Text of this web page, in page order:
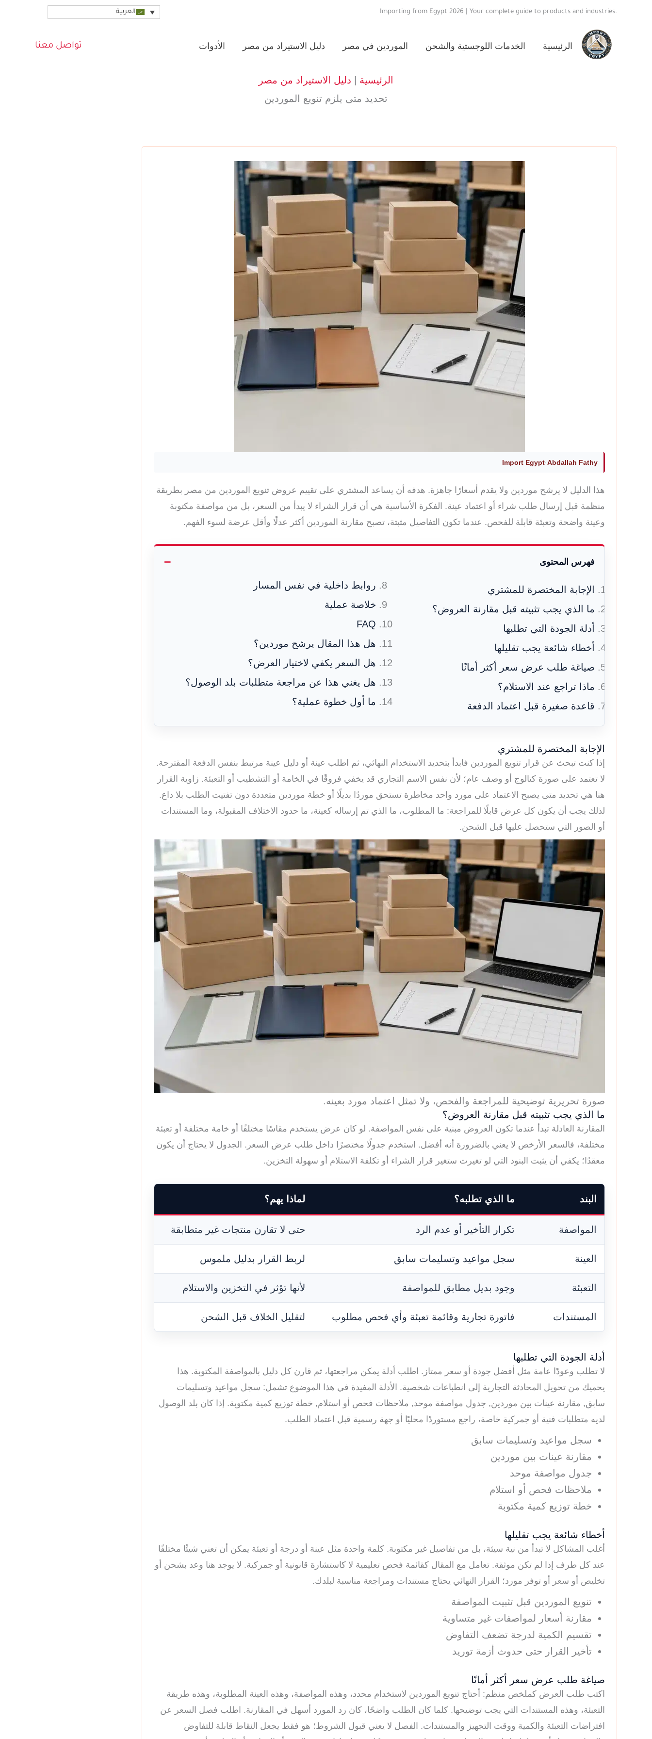
Importing from Egypt 2026 | Your complete guide to products and industries. العربية
الرئيسية الخدمات اللوجستية والشحن الموردين في مصر دليل الاستيراد من مصر الأدوات تواصل معنا
الرئيسية
دليل الاستيراد من مصر
تحديد متى يلزم تنويع الموردين
Abdallah Fathy
·
Import Egypt
هذا الدليل لا يرشح موردين ولا يقدم أسعارًا جاهزة. هدفه أن يساعد المشتري على تقييم عروض تنويع الموردين من مصر بطريقة
منظمة قبل إرسال طلب شراء أو اعتماد عينة. الفكرة الأساسية هي أن قرار الشراء لا يبدأ من السعر، بل من مواصفة مكتوبة
وعينة واضحة وتعبئة قابلة للفحص. عندما تكون التفاصيل مثبتة، تصبح مقارنة الموردين أكثر عدلًا وأقل عرضة لسوء الفهم.
فهرس المحتوى
الإجابة المختصرة للمشتري
ما الذي يجب تثبيته قبل مقارنة العروض؟
أدلة الجودة التي تطلبها
أخطاء شائعة يجب تقليلها
صياغة طلب عرض سعر أكثر أمانًا
ماذا تراجع عند الاستلام؟
قاعدة صغيرة قبل اعتماد الدفعة
روابط داخلية في نفس المسار
خلاصة عملية
FAQ
هل هذا المقال يرشح موردين؟
هل السعر يكفي لاختيار العرض؟
هل يغني هذا عن مراجعة متطلبات بلد الوصول؟
ما أول خطوة عملية؟
الإجابة المختصرة للمشتري
إذا كنت تبحث عن قرار تنويع الموردين فابدأ بتحديد الاستخدام النهائي، ثم اطلب عينة أو دليل عينة مرتبط بنفس الدفعة المقترحة.
لا تعتمد على صورة كتالوج أو وصف عام؛ لأن نفس الاسم التجاري قد يخفي فروقًا في الخامة أو التشطيب أو التعبئة. زاوية القرار
هنا هي تحديد متى يصبح الاعتماد على مورد واحد مخاطرة تستحق موردًا بديلًا أو خطة موردين متعددة دون تفتيت الطلب بلا داع.
لذلك يجب أن يكون كل عرض قابلًا للمراجعة: ما المطلوب، ما الذي تم إرساله كعينة، ما حدود الاختلاف المقبولة، وما المستندات
أو الصور التي ستحصل عليها قبل الشحن.
صورة تحريرية توضيحية للمراجعة والفحص، ولا تمثل اعتماد مورد بعينه.
ما الذي يجب تثبيته قبل مقارنة العروض؟
المقارنة العادلة تبدأ عندما تكون العروض مبنية على نفس المواصفة. لو كان عرض يستخدم مقاسًا مختلفًا أو خامة مختلفة أو تعبئة
مختلفة، فالسعر الأرخص لا يعني بالضرورة أنه أفضل. استخدم جدولًا مختصرًا داخل طلب عرض السعر. الجدول لا يحتاج أن يكون
معقدًا؛ يكفي أن يثبت البنود التي لو تغيرت ستغير قرار الشراء أو تكلفة الاستلام أو سهولة التخزين.
البند ما الذي تطلبه؟ لماذا يهم؟
المواصفة تكرار التأخير أو عدم الرد حتى لا تقارن منتجات غير متطابقة
العينة سجل مواعيد وتسليمات سابق لربط القرار بدليل ملموس
التعبئة وجود بديل مطابق للمواصفة لأنها تؤثر في التخزين والاستلام
المستندات فاتورة تجارية وقائمة تعبئة وأي فحص مطلوب لتقليل الخلاف قبل الشحن
أدلة الجودة التي تطلبها
لا تطلب وعودًا عامة مثل أفضل جودة أو سعر ممتاز. اطلب أدلة يمكن مراجعتها، ثم قارن كل دليل بالمواصفة المكتوبة. هذا
يحميك من تحويل المحادثة التجارية إلى انطباعات شخصية. الأدلة المفيدة في هذا الموضوع تشمل: سجل مواعيد وتسليمات
سابق, مقارنة عينات بين موردين, جدول مواصفة موحد, ملاحظات فحص أو استلام, خطة توزيع كمية مكتوبة. إذا كان بلد الوصول
لديه متطلبات فنية أو جمركية خاصة، راجع مستوردًا محليًا أو جهة رسمية قبل اعتماد الطلب.
سجل مواعيد وتسليمات سابق
مقارنة عينات بين موردين
جدول مواصفة موحد
ملاحظات فحص أو استلام
خطة توزيع كمية مكتوبة
أخطاء شائعة يجب تقليلها
أغلب المشاكل لا تبدأ من نية سيئة، بل من تفاصيل غير مكتوبة. كلمة واحدة مثل عينة أو درجة أو تعبئة يمكن أن تعني شيئًا مختلفًا
عند كل طرف إذا لم تكن موثقة. تعامل مع المقال كقائمة فحص تعليمية لا كاستشارة قانونية أو جمركية. لا يوجد هنا وعد بشحن أو
تخليص أو سعر أو توفر مورد؛ القرار النهائي يحتاج مستندات ومراجعة مناسبة لبلدك.
تنويع الموردين قبل تثبيت المواصفة
مقارنة أسعار لمواصفات غير متساوية
تقسيم الكمية لدرجة تضعف التفاوض
تأخير القرار حتى حدوث أزمة توريد
صياغة طلب عرض سعر أكثر أمانًا
اكتب طلب العرض كملخص منظم: أحتاج تنويع الموردين لاستخدام محدد، وهذه المواصفة، وهذه العينة المطلوبة، وهذه طريقة
التعبئة، وهذه المستندات التي يجب توضيحها. كلما كان الطلب واضحًا، كان رد المورد أسهل في المقارنة. اطلب فصل السعر عن
افتراضات التعبئة والكمية ووقت التجهيز والمستندات. الفصل لا يعني قبول الشروط؛ هو فقط يجعل النقاط قابلة للتفاوض